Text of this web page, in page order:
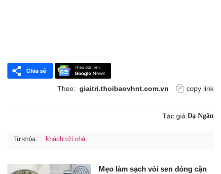
Theo: giaitri.thoibaovhnt.com.vn copy link
Tác giả:Dạ Ngân
Từ khóa: khách tới nhà
Mẹo làm sạch vòi sen đóng cặn